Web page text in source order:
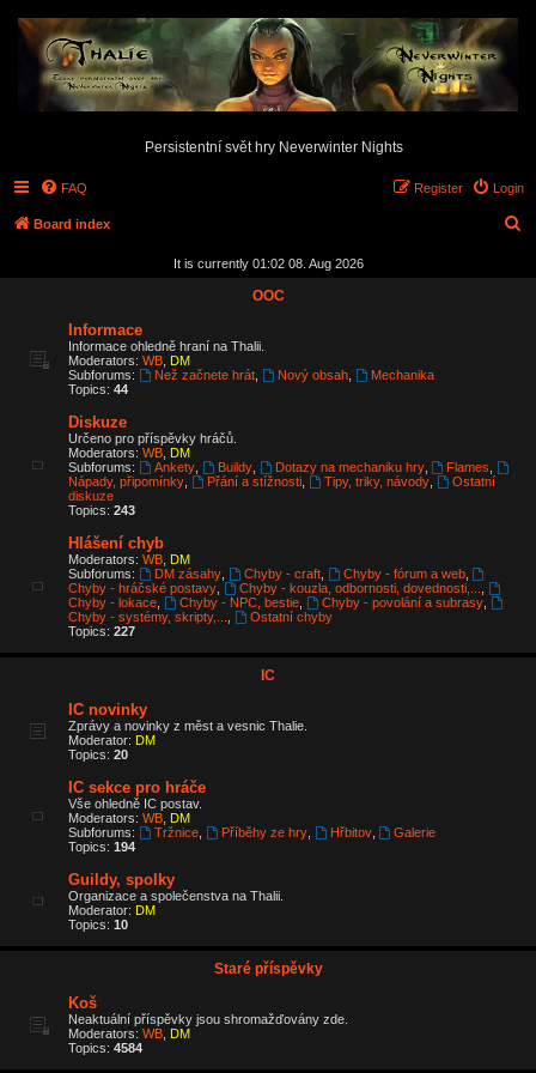
Persistentní svět hry Neverwinter Nights
FAQ Login
Register
Board index
a
It is currently 01:02 08. Aug 2026
OOC
Informace
Informace ohledně hraní na Thalii.
Moderators: WB DM
Subforums:
Než začnete hrát, Nový obsah,
Mechanika
Topics: 44
Diskuze
Určeno pro příspěvky hráčů.
Moderators: WB DM
Subforums:
Ankety, Buildy, Dotazy na mechaniku hry, Flames
Nápady, připomínky
Přání a stížnosti, Tipy, triky, návody,
Ostatní
diskuze
Topics: 243
Hlášení chyb
Moderators: WB DM
Subforums:
DM zásahy, Chyby - craft, Chyby - fórum a web,
Chyby - hráčské postavy
Chyby - kouzla, odbornosti, dovednosti,...
Chyby - lokace
Chyby - NPC, bestie, Chyby - povolání a subrasy,
Chyby - systémy, skripty,...
Ostatní chyby
Topics: 227
IC
IC novinky
Zprávy a novinky z měst a vesnic Thalie.
Moderator: DM
Topics: 20
IC sekce pro hráče
Vše ohledně IC postav.
Moderators: WB DM
Subforums:
Tržnice, Příběhy ze hry, Hřbitov,
Galerie
Topics: 194
Guildy, spolky
Organizace a společenstva na Thalii.
Moderator: DM
Topics: 10
Staré příspěvky
Koš
Neaktuální příspěvky jsou shromažďovány zde.
Moderators: WB DM
Topics: 4584